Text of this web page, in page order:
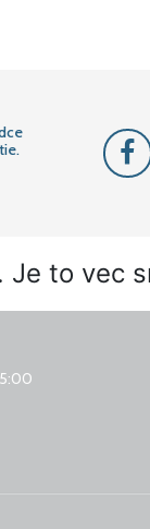
Je to vec